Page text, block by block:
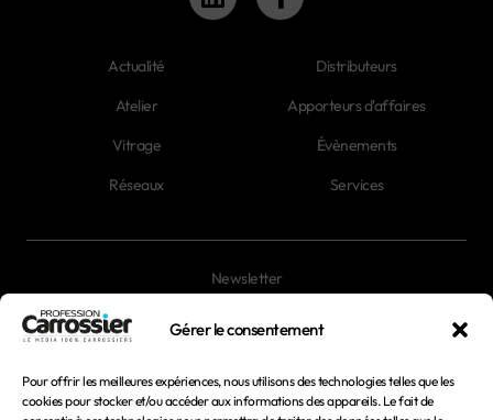
Gérer le consentement
Pour offrir les meilleures expériences, nous utilisons des technologies telles que les
cookies pour stocker et/ou accéder aux informations des appareils. Le fait de
Actualité
Atelier
Vitrage
Réseaux
Distributeurs
Apporteurs d'affaires
Évènements
Services
Newsletter
Mentions légales